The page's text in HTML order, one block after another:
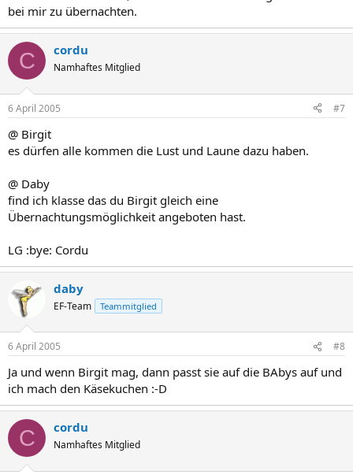
bei mir zu übernachten.
C cordu
Namhaftes Mitglied
6 April 2005 #7
@ Birgit
es dürfen alle kommen die Lust und Laune dazu haben.
@ Daby
find ich klasse das du Birgit gleich eine
Übernachtungsmöglichkeit angeboten hast.
LG :bye: Cordu
daby
EF-Team Teammitglied
6 April 2005 #8
Ja und wenn Birgit mag, dann passt sie auf die BAbys auf und
ich mach den Käsekuchen :-D
C cordu
Namhaftes Mitglied